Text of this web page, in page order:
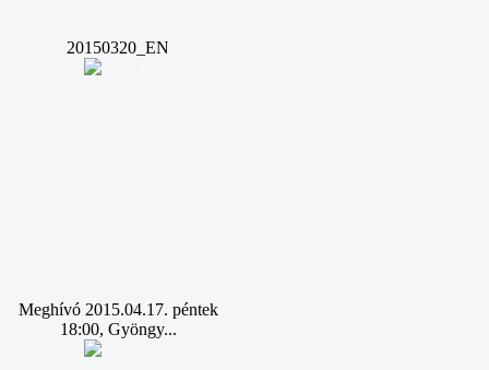
20150320_EN
Meghívó 2015.04.17. péntek
18:00, Gyöngy...